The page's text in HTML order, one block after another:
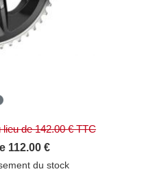
lieu de142.00€ TTC
112.00 €
du stock